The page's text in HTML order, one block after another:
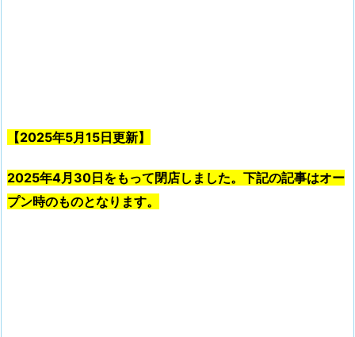
【2025年5月15日更新】
2025年4月30日をもって閉店しました。下記の記事はオー
プン時のものとなります。